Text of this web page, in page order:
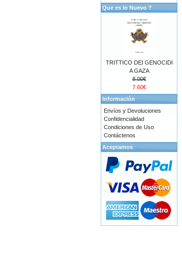
Que es lo Nuevo ?
TRITTICO DEI GENOCIDI
A GAZA
8.00€
7.60€
Información
Envíos y Devoluciones
Confidencialidad
Condiciones de Uso
Contáctenos
Aceptamos